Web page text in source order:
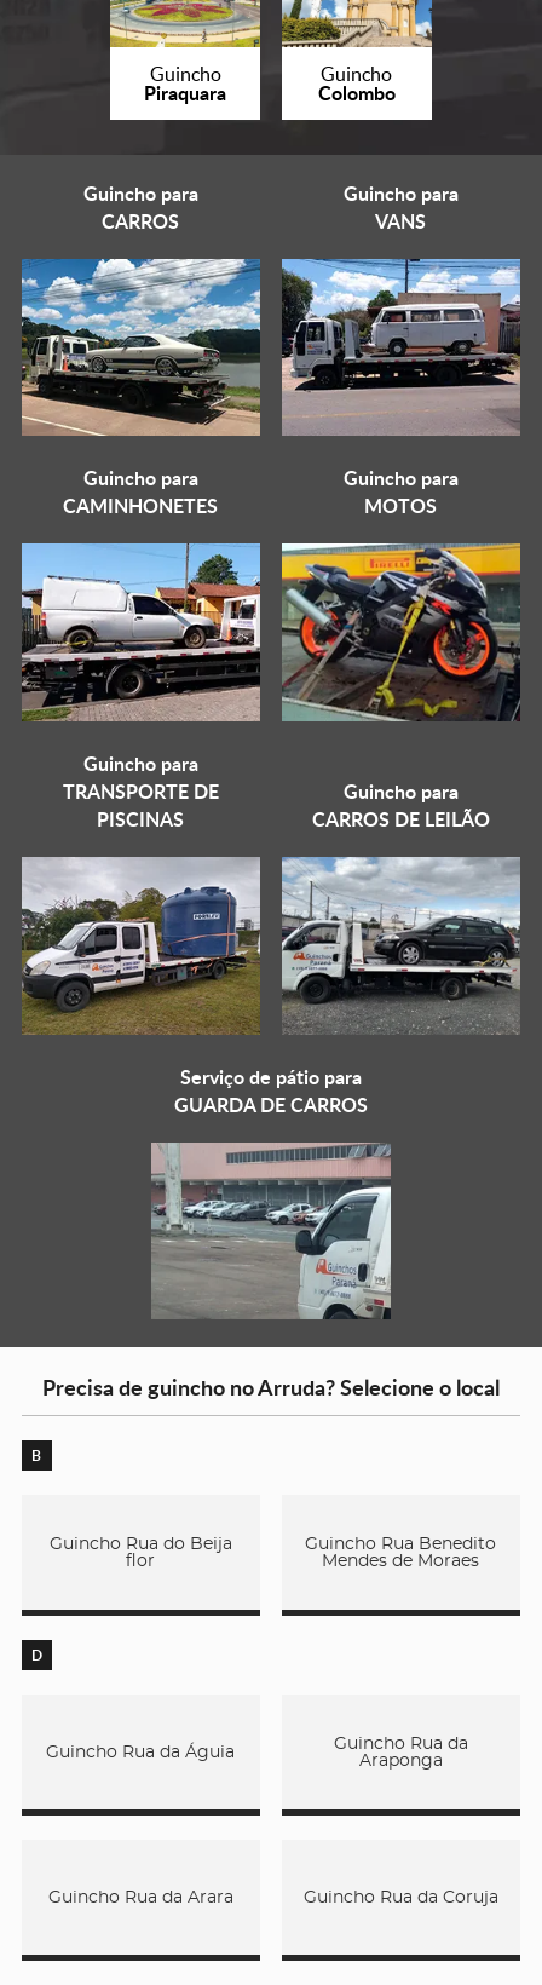
Guincho
Piraquara
Guincho
Colombo
Guincho para
CARROS
Guincho para
VANS
Guincho para
CAMINHONETES
Guincho para
MOTOS
Guincho para
TRANSPORTE DE
PISCINAS
Guincho para
CARROS DE LEILÃO
Serviço de pátio para
GUARDA DE CARROS
Precisa de guincho no Arruda? Selecione o local
B
Guincho Rua do Beija
flor
Guincho Rua Benedito
Mendes de Moraes
D
Guincho Rua da Águia
Guincho Rua da
Araponga
Guincho Rua da Arara Guincho Rua da Coruja